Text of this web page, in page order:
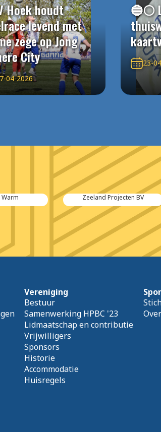
Hoek houdt
levend met
zege op Jong
City
04-2026
🔵⚪️
23-
BV Kennedy West Vastgoed BV
Vereniging
Bestuur
Samenwerking HPBC '23
Lidmaatschap en contributie
Vrijwilligers
Sponsors
Historie
Accommodatie
Huisregels